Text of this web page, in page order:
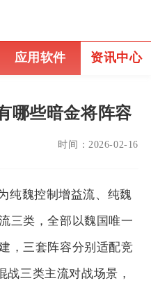
应用软件 资讯中心
哪些暗金将阵容
时间： 2026-02-16
纯魏控制增益流、纯魏
三类，全部以魏国唯一
，三套阵容分别适配竞
战三类主流对战场景，